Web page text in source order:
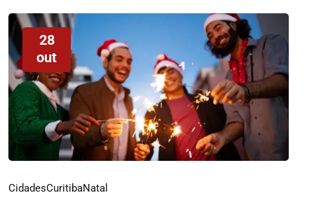
28
out
CidadesCuritibaNatal